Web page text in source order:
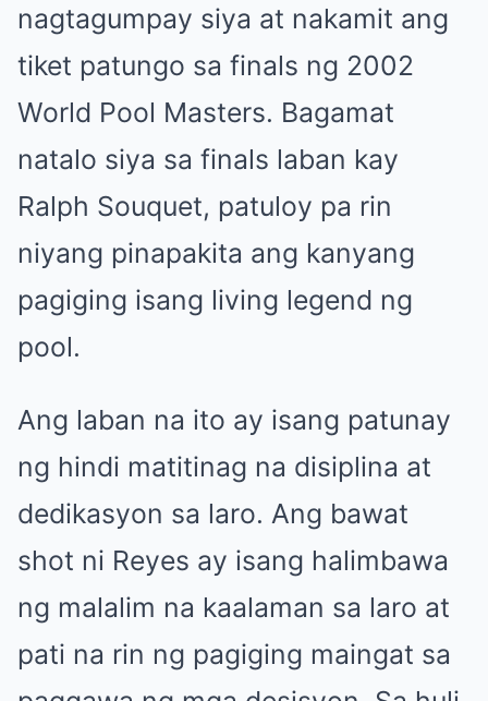
nagtagumpay siya at nakamit ang
tiket patungo sa finals ng 2002
World Pool Masters. Bagamat
natalo siya sa finals laban kay
Ralph Souquet, patuloy pa rin
niyang pinapakita ang kanyang
pagiging isang living legend ng
pool.
Ang laban na ito ay isang patunay
ng hindi matitinag na disiplina at
dedikasyon sa laro. Ang bawat
shot ni Reyes ay isang halimbawa
ng malalim na kaalaman sa laro at
pati na rin ng pagiging maingat sa